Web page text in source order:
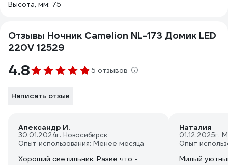
Высота, мм: 75
Отзывы Ночник Camelion NL-173 Домик LED
220V 12529
4.8 5 отзывов
Написать отзыв
Александр И.
30.01.2024г. Новосибирск
Опыт использования: Менее месяца
Хороший светильник. Разве что -
Наталия
01.12.2025г.
Опыт
Милый